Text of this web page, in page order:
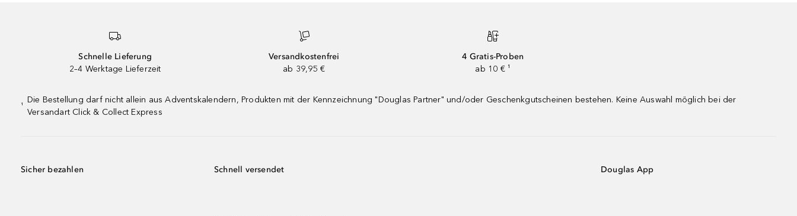
Schnelle Lieferung
2–4 Werktage Lieferzeit
Versandkostenfrei
ab 39,95 €
4 Gratis-Proben
ab 10 € ¹
¹
Die Bestellung darf nicht allein aus Adventskalendern, Produkten mit der Kennzeichnung "Douglas Partner" und/oder Geschenkgutscheinen bestehen. Keine Auswahl möglich bei der
Versandart Click & Collect Express
Sicher bezahlen Schnell versendet Douglas App